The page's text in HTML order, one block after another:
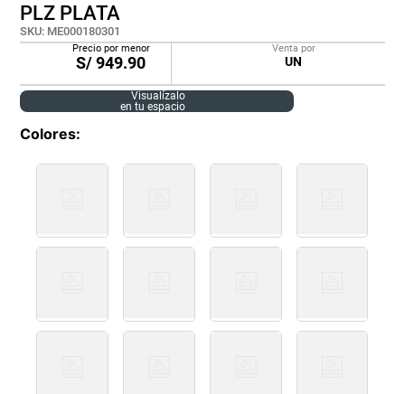
PLZ PLATA
SKU: ME000180301
Precio por menor
S/949.90
Venta por
UN
Visualízalo
en tu espacio
Colores